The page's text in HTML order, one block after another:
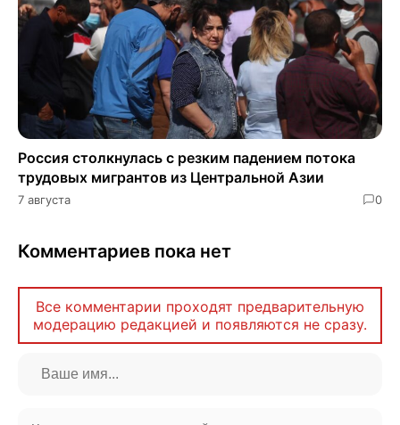
Россия столкнулась с резким падением потока
трудовых мигрантов из Центральной Азии
7 августа 0
Комментариев пока нет
Все комментарии проходят предварительную
модерацию редакцией и появляются не сразу.